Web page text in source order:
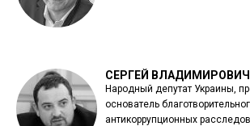
СЕРГЕЙ
Народный депутат Украины,
основатель
антикоррупционных